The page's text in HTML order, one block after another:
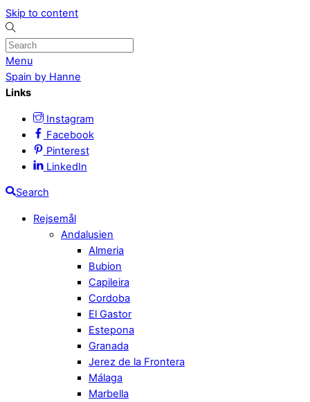
Skip to content
Menu
Spain by Hanne
Links
Instagram
Facebook
Pinterest
LinkedIn
Search
Rejsemål
Andalusien
Almeria
Bubion
Capileira
Cordoba
El Gastor
Estepona
Granada
Jerez de la Frontera
Málaga
Marbella